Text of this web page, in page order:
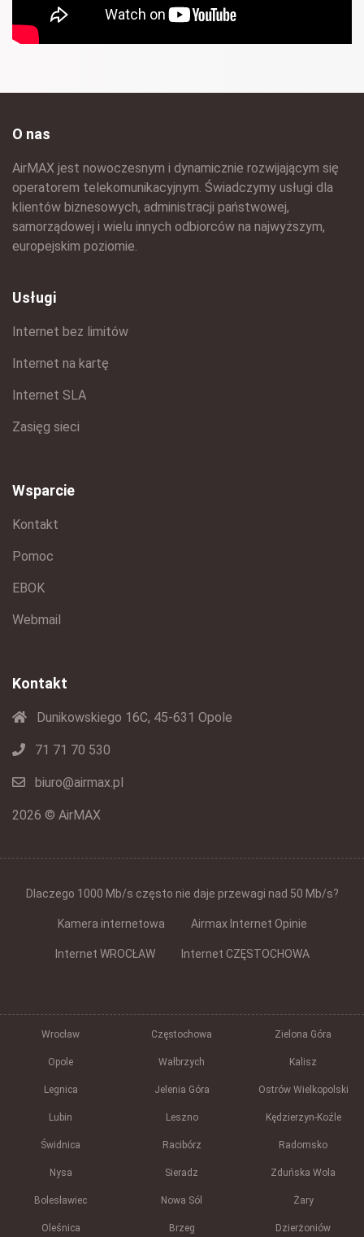
O nas
AirMAX jest nowoczesnym i dynamicznie rozwijającym się
operatorem telekomunikacyjnym. Świadczymy usługi dla
klientów biznesowych, administracji państwowej,
samorządowej i wielu innych odbiorców na najwyższym,
europejskim poziomie.
Usługi
Internet bez limitów
Internet na kartę
Internet SLA
Zasięg sieci
Wsparcie
Kontakt
Pomoc
EBOK
Webmail
Kontakt
Dunikowskiego 16C, 45-631 Opole
71 71 70 530
biuro@airmax.pl
2026 © AirMAX
Dlaczego 1000 Mb/s często nie daje przewagi nad 50 Mb/s?
Kamera internetowa Airmax Internet Opinie
Internet WROCŁAW Internet CZĘSTOCHOWA
Wrocław Częstochowa Zielona Góra
Opole Wałbrzych Kalisz
Legnica Jelenia Góra Ostrów Wielkopolski
Lubin Leszno Kędzierzyn-Koźle
Świdnica Racibórz Radomsko
Nysa Sieradz Zduńska Wola
Bolesławiec Nowa Sól Żary
Oleśnica Brzeg Dzierżoniów